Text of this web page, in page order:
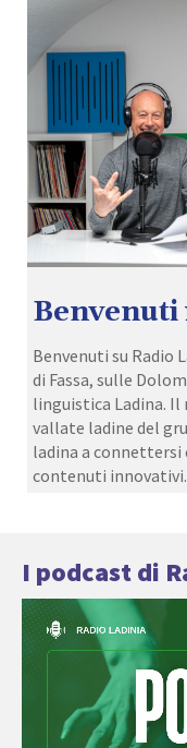
Benvenuti
Benvenuti su Radio
di Fassa, sulle
linguistica Ladina.
vallate ladine del
ladina a connettersi
contenuti innovativi.
I podcast di